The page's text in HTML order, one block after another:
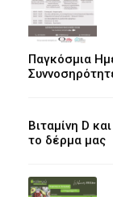
Παγκόσμια
Βιταμίνη D
το δέρμα μας